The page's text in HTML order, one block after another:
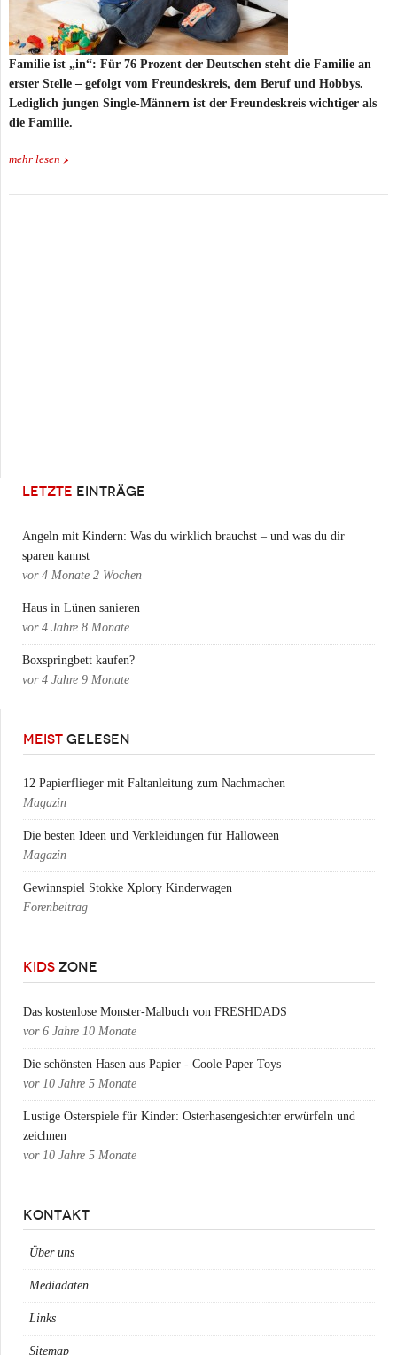
Familie ist „in“: Für 76 Prozent der Deutschen steht die Familie an
erster Stelle – gefolgt vom Freundeskreis, dem Beruf und Hobbys.
Lediglich jungen Single-Männern ist der Freundeskreis wichtiger als
die Familie.
mehr lesen
LETZTE EINTRÄGE
Angeln mit Kindern: Was du wirklich brauchst – und was du dir
sparen kannst
vor 4 Monate 2 Wochen
Haus in Lünen sanieren
vor 4 Jahre 8 Monate
Boxspringbett kaufen?
vor 4 Jahre 9 Monate
MEIST GELESEN
12 Papierflieger mit Faltanleitung zum Nachmachen
Magazin
Die besten Ideen und Verkleidungen für Halloween
Magazin
Gewinnspiel Stokke Xplory Kinderwagen
Forenbeitrag
KIDS ZONE
Das kostenlose Monster-Malbuch von FRESHDADS
vor 6 Jahre 10 Monate
Die schönsten Hasen aus Papier - Coole Paper Toys
vor 10 Jahre 5 Monate
Lustige Osterspiele für Kinder: Osterhasengesichter erwürfeln und
zeichnen
vor 10 Jahre 5 Monate
KONTAKT
Über uns
Mediadaten
Links
Sitemap